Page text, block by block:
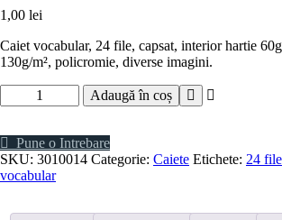
1,00 lei
Caiet vocabular, 24 file, capsat, interior hartie
130g/m², policromie, diverse imagini.
Cantitate
Caiet
24
file
Adaugă în coș
Pune o Intrebare
SKU: 3010014 Categorie: Caiete Etichete: 24 file
vocabular